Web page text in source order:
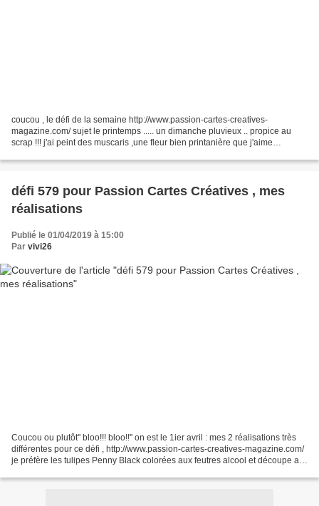
coucou , le défi de la semaine http://www.passion-cartes-creatives-
magazine.com/ sujet le printemps ..... un dimanche pluvieux .. propice au
scrap !!! j'ai peint des muscaris ,une fleur bien printanière que j'aime
défi 579 pour Passion Cartes Créatives , mes
réalisations
Publié le 01/04/2019 à 15:00
Par vivi26
Coucou ou plutôt'' bloo!!! bloo!!'' on est le 1ier avril : mes 2 réalisations très
différentes pour ce défi , http://www.passion-cartes-creatives-magazine.com/
je préfère les tulipes Penny Black colorées aux feutres alcool et découpe au